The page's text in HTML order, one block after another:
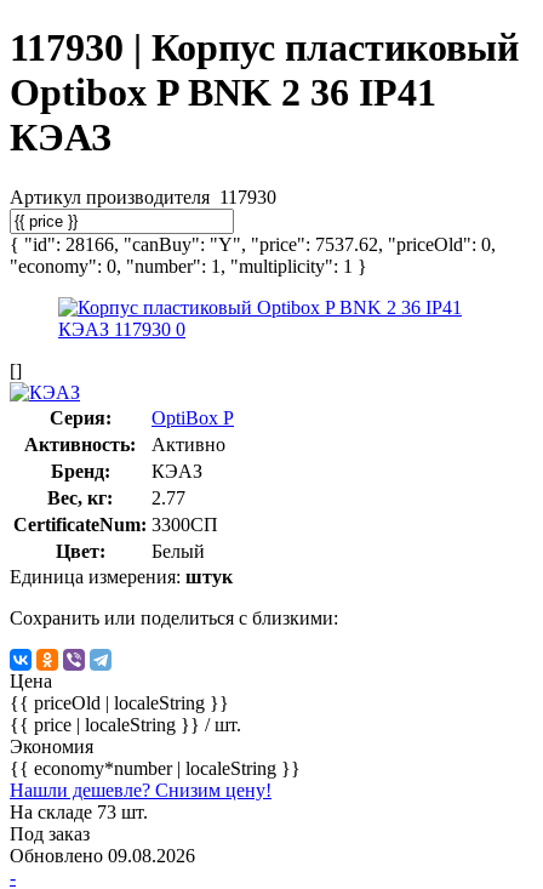
117930 | Корпус пластиковый
Optibox P BNK 2 36 IP41
КЭАЗ
Артикул производителя 117930
{ "id": 28166, "canBuy": "Y", "price": 7537.62, "priceOld": 0,
"economy": 0, "number": 1, "multiplicity": 1 }
[]
Серия:
OptiBox P
Активность:
Активно
Бренд:
КЭАЗ
Вес, кг:
2.77
CertificateNum: 3300СП
Цвет:
Белый
Единица измерения: штук
Сохранить или поделиться с близкими:
Цена
{{ priceOld | localeString }}
{{ price | localeString }} / шт.
Экономия
{{ economy*number | localeString }}
Нашли дешевле? Снизим цену!
На складе 73 шт.
Под заказ
Обновлено 09.08.2026
-